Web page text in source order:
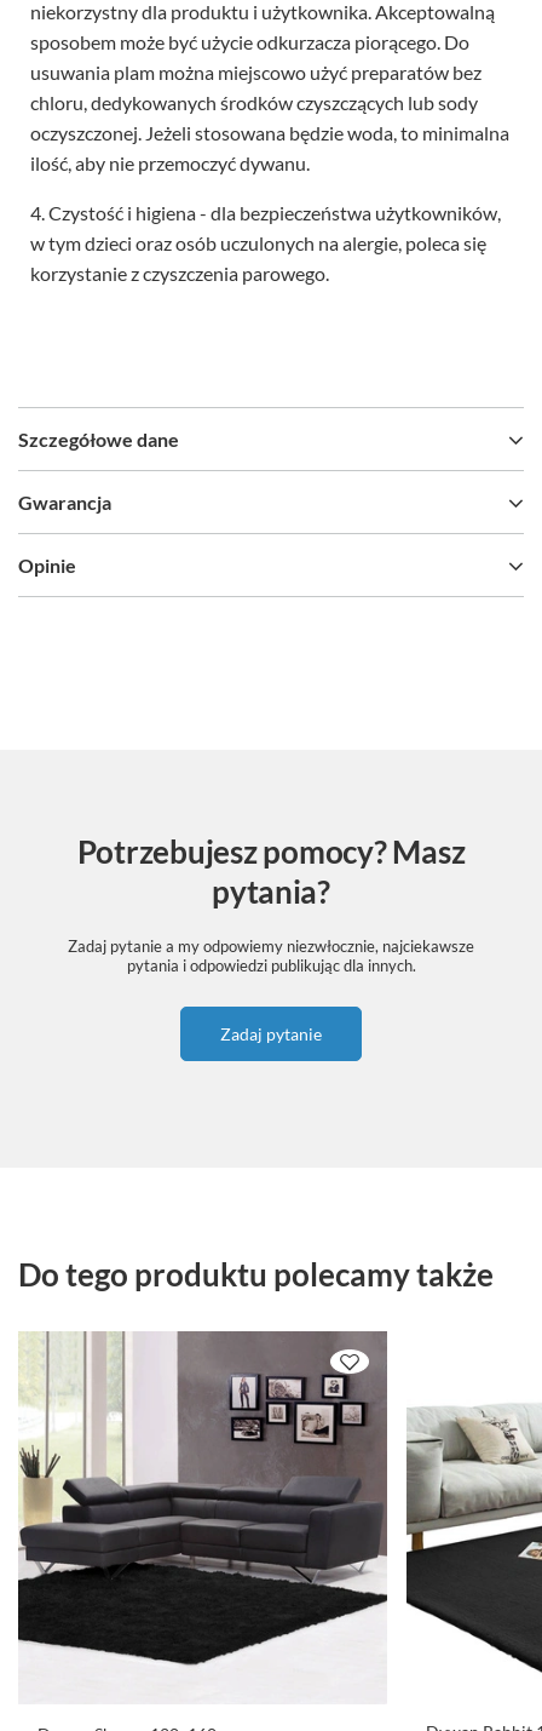
niekorzystny dla produktu i użytkownika. Akceptowalną
sposobem może być użycie odkurzacza piorącego. Do
usuwania plam można miejscowo użyć preparatów bez
chloru, dedykowanych środków czyszczących lub sody
oczyszczonej. Jeżeli stosowana będzie woda, to minimalna
ilość, aby nie przemoczyć dywanu.
4. Czystość i higiena - dla bezpieczeństwa użytkowników,
w tym dzieci oraz osób uczulonych na alergie, poleca się
korzystanie z czyszczenia parowego.
Szczegółowe dane
Gwarancja
Opinie
Potrzebujesz pomocy? Masz
pytania?
Zadaj pytanie a my odpowiemy niezwłocznie, najciekawsze
pytania i odpowiedzi publikując dla innych.
Zadaj pytanie
Do tego produktu polecamy także